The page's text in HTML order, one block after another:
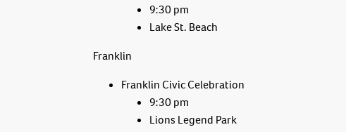
9:30 pm
Lake St. Beach
Franklin
Franklin Civic Celebration
9:30 pm
Lions Legend Park